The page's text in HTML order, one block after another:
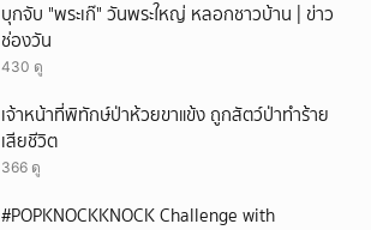
บุกจับ "พระเก๊" วันพระใหญ่ หลอกชาวบ้าน | ข่าว
ช่องวัน
430 ดู
เจ้าหน้าที่พิทักษ์ป่าห้วยขาแข้ง ถูกสัตว์ป่าทำร้าย
เสียชีวิต
366 ดู
#POPKNOCKKNOCK Challenge with